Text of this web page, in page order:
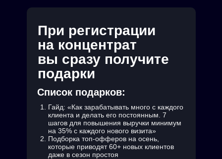
При регистрации
на концентрат
вы сразу получите
подарки
Список подарков:
Гайд: «Как зарабатывать много с каждого
клиента и делать его постоянным. 7
шагов для повышения выручки минимум
на 35% с каждого нового визита»
Подборка топ-офферов на осень,
которые приводят 60+ новых клиентов
даже в сезон простоя